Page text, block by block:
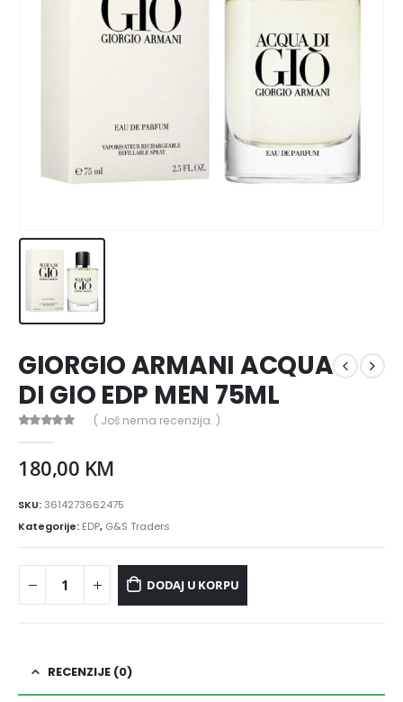
GIORGIO ARMANI ACQUA
DI GIO EDP MEN 75ML
( Još nema recenzija. )
180,00 KM
SKU:3614273662475
Kategorije: EDP, G&S Traders
DODAJ U KORPU
RECENZIJE (0)